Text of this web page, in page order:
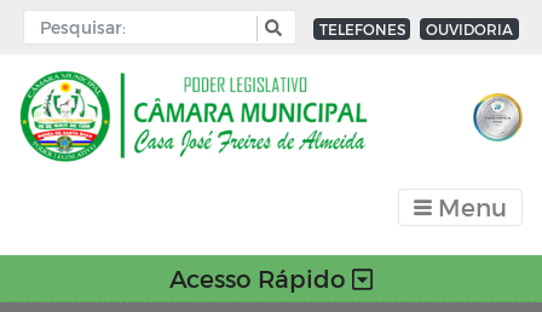
TELEFONES OUVIDORIA
Menu
Acesso Rápido